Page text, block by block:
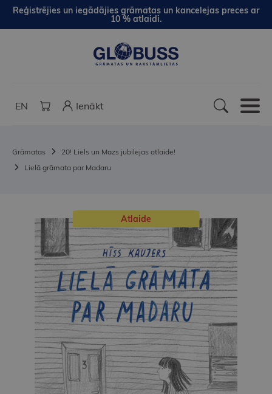
Reģistrējies un iegādājies grāmatas un kancelejas preces ar
10 % atlaidi.
EN Ienākt
Grāmatas
20! Liels un Mazs jubilejas atlaide!
Lielā grāmata par Madaru
Atlaide